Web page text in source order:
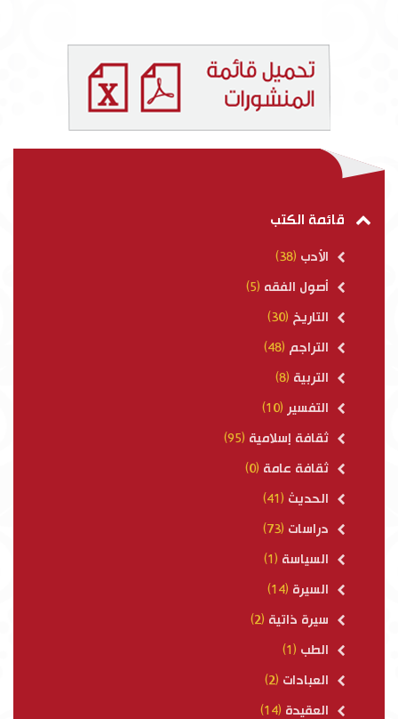
قائمة الكتب
الأدب (38)
أصول الفقه (5)
التاريخ (30)
التراجم (48)
التربية (8)
التفسير (10)
ثقافة إسلامية (95)
ثقافة عامة (0)
الحديث (41)
دراسات (73)
السياسة (1)
السيرة (14)
سيرة ذاتية (2)
الطب (1)
العبادات (2)
العقيدة (14)